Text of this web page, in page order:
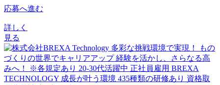
応募へ進む
詳しく
見る